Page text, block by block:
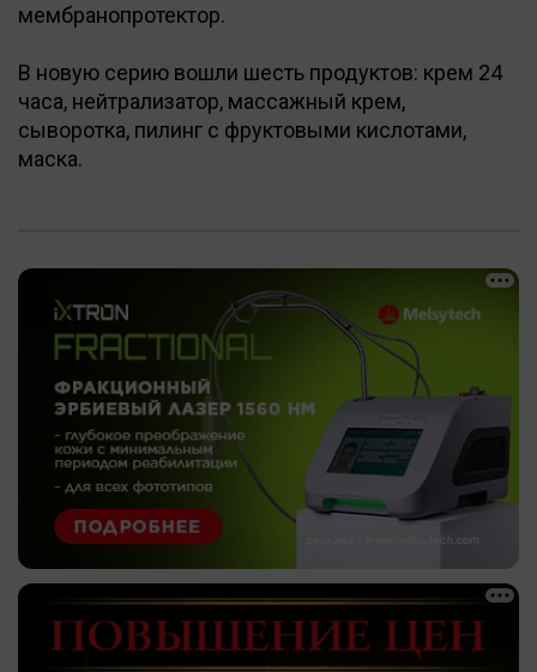
мембранопротектор.
В новую серию вошли шесть продуктов: крем 24
часа, нейтрализатор, массажный крем,
сыворотка, пилинг с фруктовыми кислотами,
маска.